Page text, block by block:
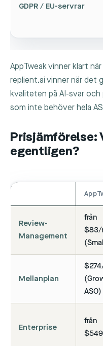
GDPR / EU-servrar
AppTweak vinner klart
replient.ai vinner när det
kvaliteten på AI-svar
som inte behöver hela
Prisjämförelse:
egentligen?
Review-
Management
från
$83/
Mellanplan
ASO)
Enterprise
från